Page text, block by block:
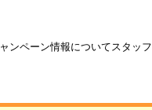
ンペーン情報についてスタッフ